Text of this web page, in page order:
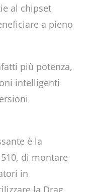
al chipset
a pieno
più potenza,
intelligenti
è la
di montare
in
la Drag